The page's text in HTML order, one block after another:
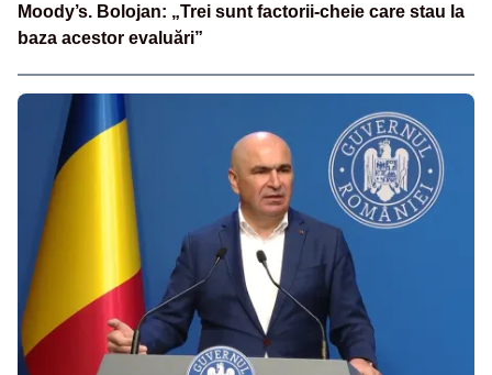
Moody’s. Bolojan: „Trei sunt factorii-cheie care stau la
baza acestor evaluări”